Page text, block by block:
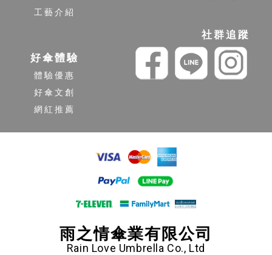
工藝介紹
好傘體驗
體驗優惠
好傘文創
網紅推薦
社群追蹤
雨之情傘業有限公司
Rain Love Umbrella Co., Ltd